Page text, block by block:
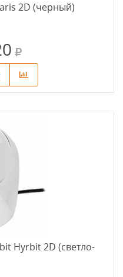
2D (черный)
Hyrbit 2D (светло-